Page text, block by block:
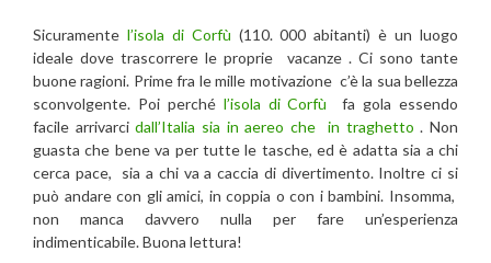
Sicuramente l’isola di Corfù (110. 000 abitanti) è un luogo
ideale dove trascorrere le proprie vacanze . Ci sono tante
buone ragioni. Prime fra le mille motivazione c’è la sua bellezza
sconvolgente. Poi perché l’isola di Corfù fa gola essendo
facile arrivarcidall’Italia sia in aereo che in traghetto . Non
guasta che bene va per tutte le tasche, ed è adatta sia a chi
cerca pace, sia a chi va a caccia di divertimento. Inoltre ci si
può andare con gli amici, in coppia o con i bambini. Insomma,
non manca davvero nulla per fare un’esperienza
indimenticabile. Buona lettura!